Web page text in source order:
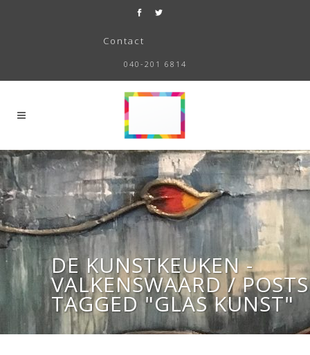
Contact
040-201 6814
DE KUNSTKEUKEN -
VALKENSWAARD/POSTS
TAGGED "GLAS KUNST"